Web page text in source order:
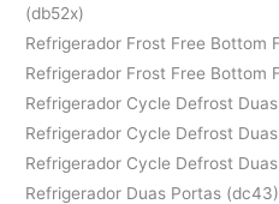
(db52x)
Refrigerador Frost Free Bottom
Refrigerador Frost Free Bottom
Refrigerador Cycle Defrost
Refrigerador Cycle Defrost
Refrigerador Cycle Defrost
Refrigerador Duas Portas (dc43)